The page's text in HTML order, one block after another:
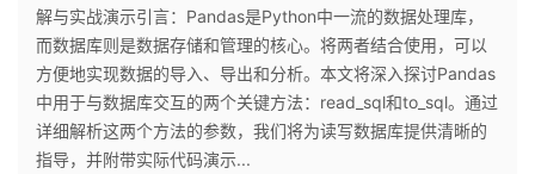
个
人
主
我
的
解与实战演示引言：Pandas是Python中一流的数据处理库，
而数据库则是数据存储和管理的核心。将两者结合使用，可以
方便地实现数据的导入、导出和分析。本文将深入探讨Pandas
中用于与数据库交互的两个关键方法：read_sql和to_sql。通过
详细解析这两个方法的参数，我们将为读写数据库提供清晰的
指导，并附带实际代码演示...